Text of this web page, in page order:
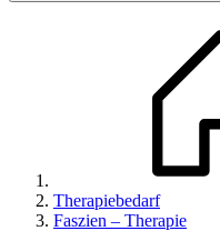
Therapiebedarf
Faszien – Therapie